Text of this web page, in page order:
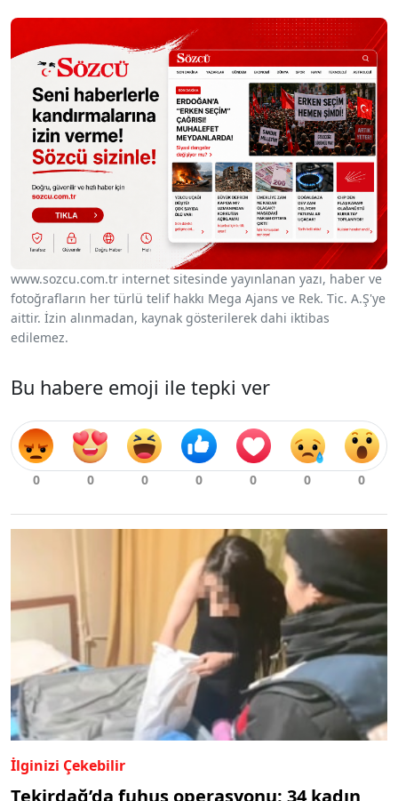
www.sozcu.com.tr internet sitesinde yayınlanan yazı, haber ve
fotoğrafların her türlü telif hakkı Mega Ajans ve Rek. Tic. A.Ş'ye
aittir. İzin alınmadan, kaynak gösterilerek dahi iktibas
edilemez.
Bu habere emoji ile tepki ver
İlginizi Çekebilir